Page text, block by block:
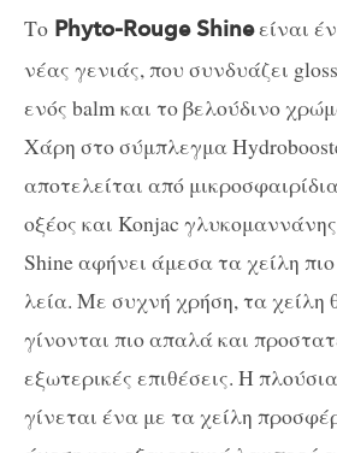
Το Phyto-Rouge Shineείναι
νέας γενιάς, που συνδυάζει
ενός balm και το βελούδινο
Χάρη στο σύμπλεγμα
αποτελείται από
οξέος και Konjac
Shine αφήνει άμεσα τα χείλη
λεία. Με συχνή χρήση, τα χείλη
γίνονται πιο απαλά και
εξωτερικές επιθέσεις. Η
γίνεται ένα με τα χείλη